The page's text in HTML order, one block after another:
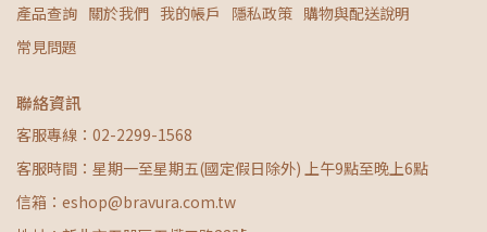
產品查詢 關於我們 我的帳戶 隱私政策 購物與配送說明
常見問題
聯絡資訊
客服專線：02-2299-1568
客服時間：星期一至星期五(國定假日除外) 上午9點至晚上6點
信箱：eshop@bravura.com.tw